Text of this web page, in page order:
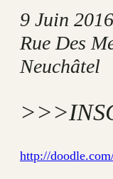
9 Juin
Rue Des
Neuchâtel
http://